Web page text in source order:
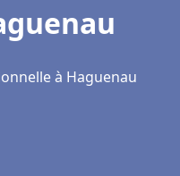
à Haguenau